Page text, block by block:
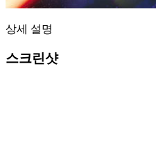
상세 설명
스크린샷